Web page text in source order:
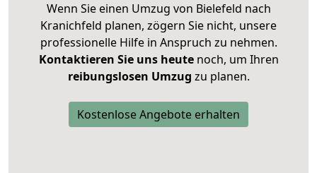
Wenn Sie einen Umzug von Bielefeld nach
Kranichfeld planen, zögern Sie nicht, unsere
professionelle Hilfe in Anspruch zu nehmen.
Kontaktieren Sie uns heutenoch, um Ihren
reibungslosen Umzug zu planen.
Kostenlose Angebote erhalten